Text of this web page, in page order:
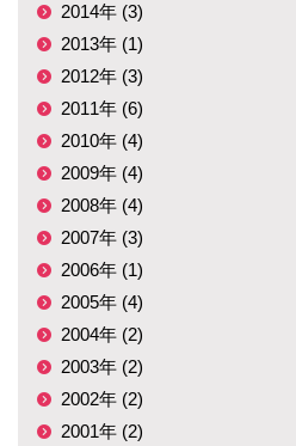
2014年 (3)
2013年 (1)
2012年 (3)
2011年 (6)
2010年 (4)
2009年 (4)
2008年 (4)
2007年 (3)
2006年 (1)
2005年 (4)
2004年 (2)
2003年 (2)
2002年 (2)
2001年 (2)